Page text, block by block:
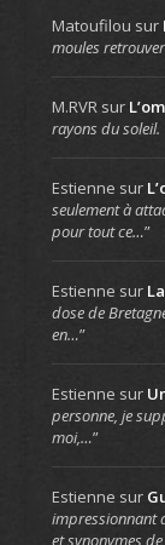
Matoufilou sur
moules
M.RVRsur
rayons du soleil.
Estienne sur
seulement à
pour tout ce…”
Estienne sur
dose de
en…”
Estienne sur
personne, je
moi,…”
Estienne sur
impressionnant
et synonymes